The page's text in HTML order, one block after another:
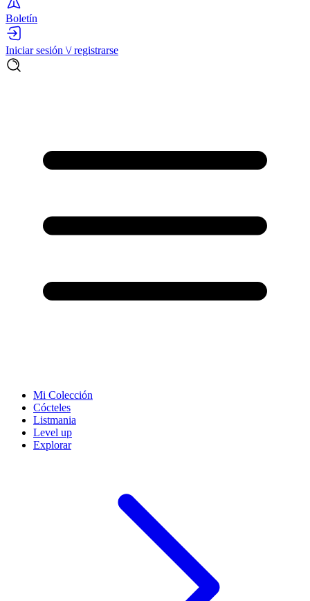
Boletín
Iniciar sesión \/ registrarse
Mi Colección
Cócteles
Listmania
Level up
Explorar